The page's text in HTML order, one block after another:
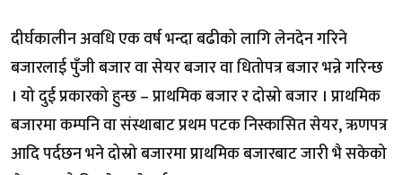
दीर्घकालीन अवधि एक वर्ष भन्दा बढीको लागि लेनदेन गरिने
बजारलाई पुँजी बजार वा सेयर बजार वा धितोपत्र बजार भन्ने गरिन्छ
। यो दुई प्रकारको हुन्छ – प्राथमिक बजार र दोस्रो बजार । प्राथमिक
बजारमा कम्पनि वा संस्थाबाट प्रथम पटक निस्कासित सेयर, ऋणपत्र
आदि पर्दछन भने दोस्रो बजारमा प्राथमिक बजारबाट जारी भै सकेको